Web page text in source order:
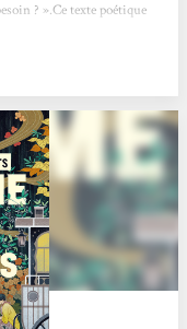
? ».Ce texte poétique
apaisées entre